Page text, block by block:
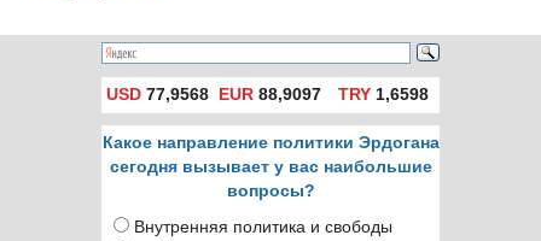
урегулированию на
Украине
USD 77,9568 EUR 88,9097 TRY1,6598
Какое направление политики Эрдогана
сегодня вызывает у вас наибольшие
вопросы?
Внутренняя политика и свободы